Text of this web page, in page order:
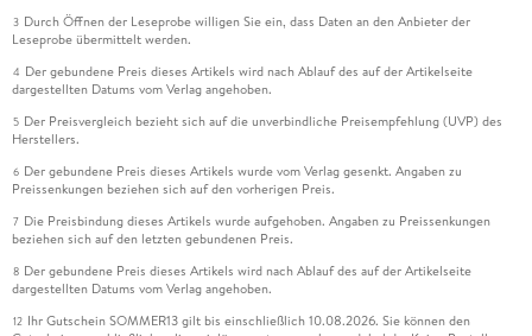
3 Durch Öffnen der Leseprobe willigen Sie ein, dass Daten an den Anbieter der
Leseprobe übermittelt werden.
4 Der gebundene Preis dieses Artikels wird nach Ablauf des auf der Artikelseite
dargestellten Datums vom Verlag angehoben.
5 Der Preisvergleich bezieht sich auf die unverbindliche Preisempfehlung (UVP) des
Herstellers.
6 Der gebundene Preis dieses Artikels wurde vom Verlag gesenkt. Angaben zu
Preissenkungen beziehen sich auf den vorherigen Preis.
7 Die Preisbindung dieses Artikels wurde aufgehoben. Angaben zu Preissenkungen
beziehen sich auf den letzten gebundenen Preis.
8 Der gebundene Preis dieses Artikels wird nach Ablauf des auf der Artikelseite
dargestellten Datums vom Verlag angehoben.
12 Ihr Gutschein SOMMER13 gilt bis einschließlich 10.08.2026. Sie können den